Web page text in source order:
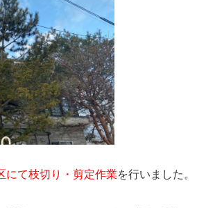
にて枝切り・剪定作業を行いました。